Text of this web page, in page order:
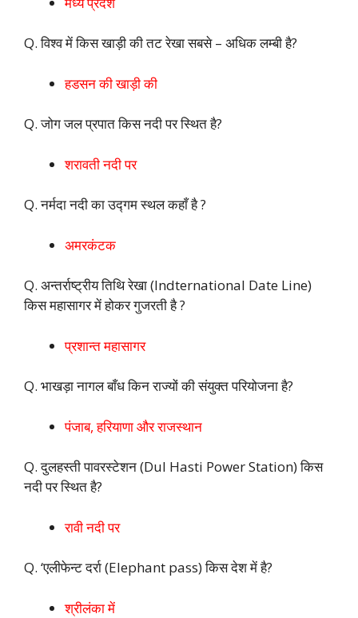
Q. विश्व में किस खाड़ी की तट रेखा सबसे – अधिक लम्बी है?
हडसन की खाड़ी की
Q. जोग जल प्रपात किस नदी पर स्थित है?
शरावती नदी पर
Q. नर्मदा नदी का उद्गम स्थल कहाँ है ?
अमरकंटक
Q. अन्तर्राष्ट्रीय तिथि रेखा (Indternational Date Line)
किस महासागर में होकर गुजरती है ?
प्रशान्त महासागर
Q. भाखड़ा नागल बाँध किन राज्यों की संयुक्त परियोजना है?
पंजाब, हरियाणा और राजस्थान
Q. दुलहस्ती पावरस्टेशन (Dul Hasti Power Station) किस
नदी पर स्थित है?
रावी नदी पर
Q. ‘एलीफेन्ट दर्रा (Elephant pass) किस देश में है?
श्रीलंका में